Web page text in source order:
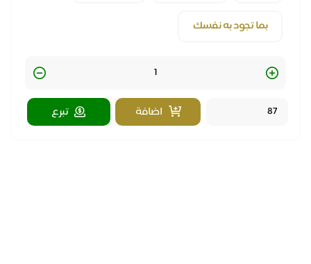
بما تجود به نفسك
Quantity
اضافة
تبرع